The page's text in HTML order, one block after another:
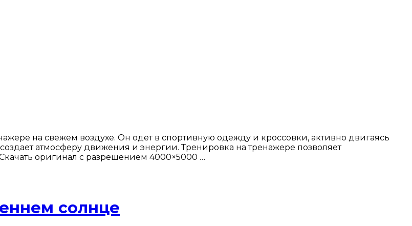
на свежем воздухе. Он одет в спортивную одежду и кроссовки, активно двигаясь
атмосферу движения и энергии. Тренировка на тренажере позволяет
оригинал с разрешением 4000×5000 …
солнце